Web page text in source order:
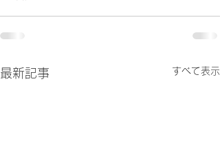
最新記事 すべて表示